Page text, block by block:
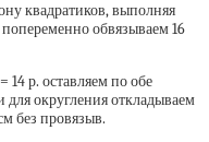
квадратиков, выполняя
обвязываем 16
14 р. оставляем по обе
округления откладываем
без провязыв.